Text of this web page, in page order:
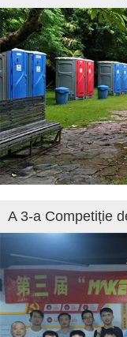
A 3-a Competiție